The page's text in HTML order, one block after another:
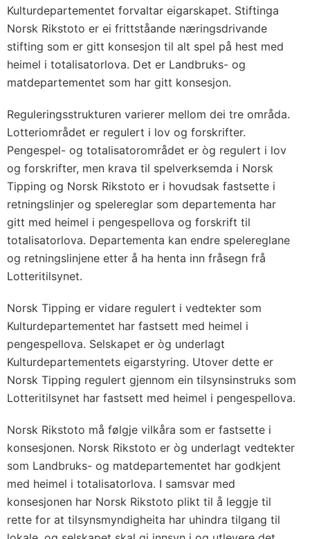
Kulturdepartementet forvaltar eigarskapet. Stiftinga
Norsk Rikstoto er ei frittståande næringsdrivande
stifting som er gitt konsesjon til alt spel på hest med
heimel i totalisatorlova. Det er Landbruks- og
matdepartementet som har gitt konsesjon.
Reguleringsstrukturen varierer mellom dei tre områda.
Lotteriområdet er regulert i lov og forskrifter.
Pengespel- og totalisatorområdet er òg regulert i lov
og forskrifter, men krava til spelverksemda i Norsk
Tipping og Norsk Rikstoto er i hovudsak fastsette i
retningslinjer og spelereglar som departementa har
gitt med heimel i pengespellova og forskrift til
totalisatorlova. Departementa kan endre spelereglane
og retningslinjene etter å ha henta inn fråsegn frå
Lotteritilsynet.
Norsk Tipping er vidare regulert i vedtekter som
Kulturdepartementet har fastsett med heimel i
pengespellova. Selskapet er òg underlagt
Kulturdepartementets eigarstyring. Utover dette er
Norsk Tipping regulert gjennom ein tilsynsinstruks som
Lotteritilsynet har fastsett med heimel i pengespellova.
Norsk Rikstoto må følgje vilkåra som er fastsette i
konsesjonen. Norsk Rikstoto er òg underlagt vedtekter
som Landbruks- og matdepartementet har godkjent
med heimel i totalisatorlova. I samsvar med
konsesjonen har Norsk Rikstoto plikt til å leggje til
rette for at tilsynsmyndigheita har uhindra tilgang til